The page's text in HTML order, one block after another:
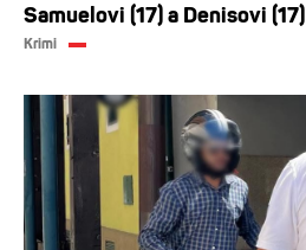
Samuelovi (17) a Denisovi (17)
Krimi